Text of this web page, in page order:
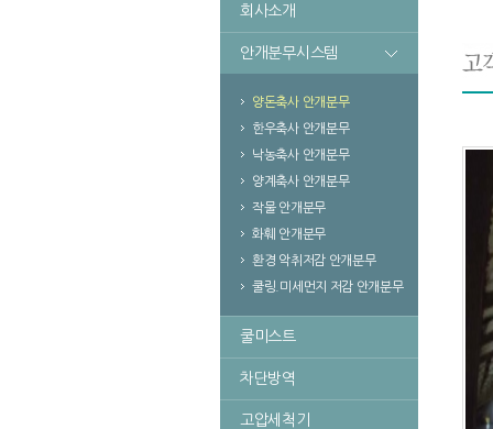
회사소개
안개분무시스템
양돈축사 안개분무
한우축사 안개분무
낙농축사 안개분무
양계축사 안개분무
작물 안개분무
화훼 안개분무
환경 악취저감 안개분무
쿨링.미세먼지 저감 안개분무
쿨미스트
차단방역
고압세척기